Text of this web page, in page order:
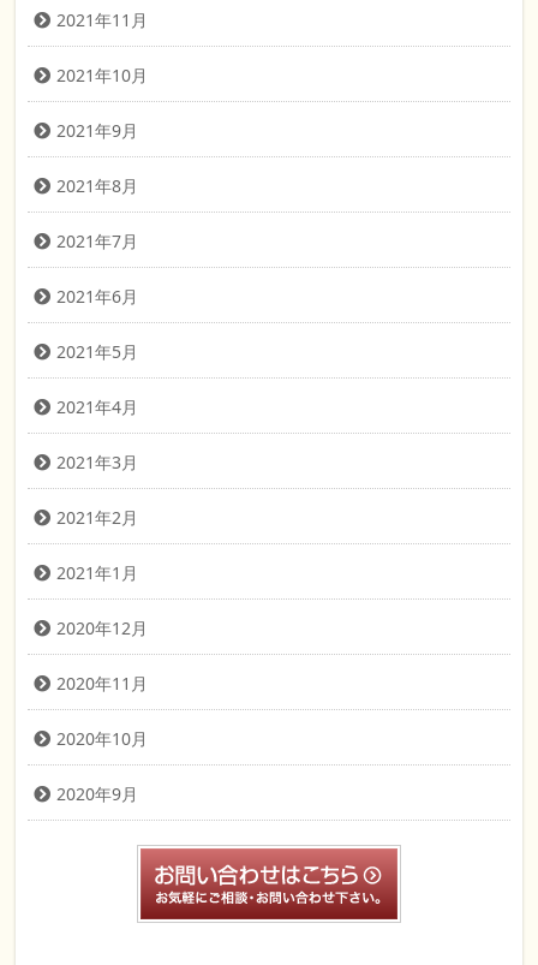
2021年11月
2021年10月
2021年9月
2021年8月
2021年7月
2021年6月
2021年5月
2021年4月
2021年3月
2021年2月
2021年1月
2020年12月
2020年11月
2020年10月
2020年9月